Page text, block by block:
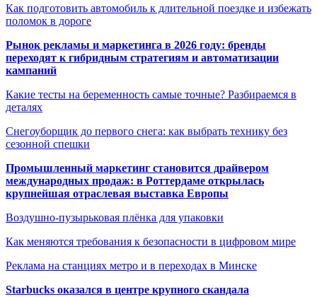
Как подготовить автомобиль к длительной поездке и избежать
поломок в дороге
Рынок рекламы и маркетинга в 2026 году: бренды
переходят к гибридным стратегиям и автоматизации
кампаний
Какие тесты на беременность самые точные? Разбираемся в
деталях
Снегоуборщик до первого снега: как выбрать технику без
сезонной спешки
Промышленный маркетинг становится драйвером
международных продаж: в Роттердаме открылась
крупнейшая отраслевая выставка Европы
Воздушно-пузырьковая плёнка для упаковки
Как меняются требования к безопасности в цифровом мире
Реклама на станциях метро и в переходах в Минске
Starbucks оказался в центре крупного скандала